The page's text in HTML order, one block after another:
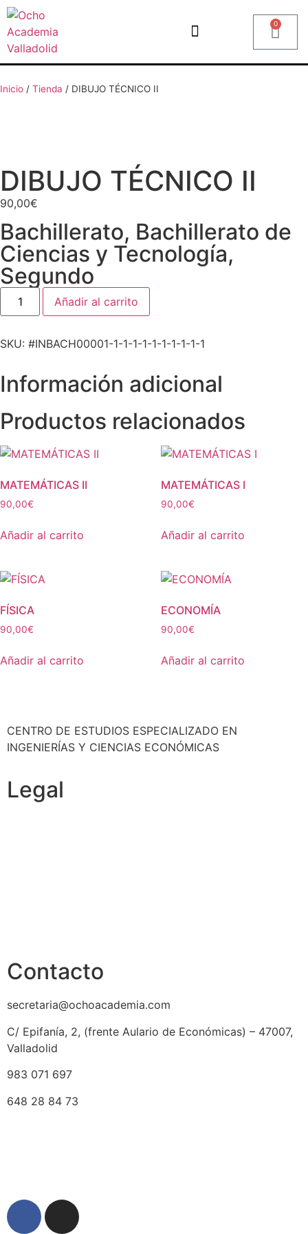
0
Inicio / Tienda / DIBUJO TÉCNICO II
DIBUJO TÉCNICO II
90,00€
Bachillerato, Bachillerato de
Ciencias y Tecnología​,
Segundo
Añadir al carrito
SKU: #INBACH00001-1-1-1-1-1-1-1-1-1-1
Información adicional
Productos relacionados
MATEMÁTICAS II
90,00€
Añadir al carrito
MATEMÁTICAS I
90,00€
Añadir al carrito
FÍSICA
90,00€
Añadir al carrito
ECONOMÍA
90,00€
Añadir al carrito
CENTRO DE ESTUDIOS ESPECIALIZADO EN
INGENIERÍAS Y CIENCIAS ECONÓMICAS
Legal
Contacto
secretaria@ochoacademia.com
C/ Epifanía, 2, (frente Aulario de Económicas) – 47007,
Valladolid
983 071 697
648 28 84 73